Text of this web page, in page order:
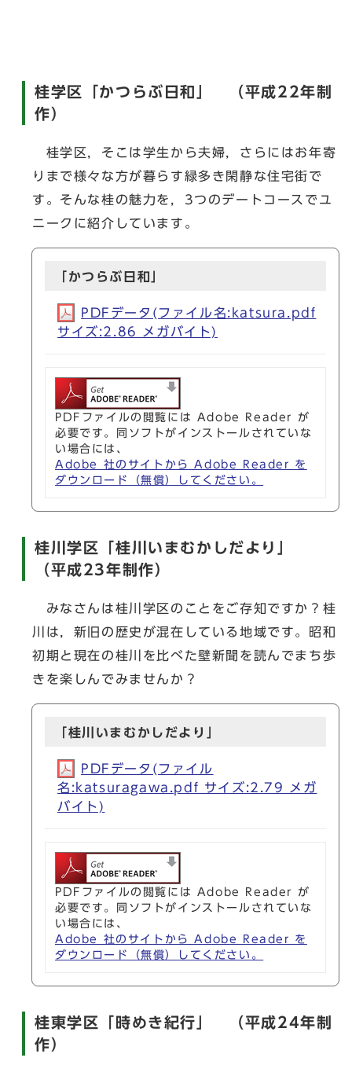
桂学区「かつらぶ日和」 （平成22年制
作）
桂学区，そこは学生から夫婦，さらにはお年寄
りまで様々な方が暮らす緑多き閑静な住宅街で
す。そんな桂の魅力を，3つのデートコースでユ
ニークに紹介しています。
「かつらぶ日和」
PDFデータ(ファイル名:katsura.pdf
サイズ:2.86 メガバイト)
PDFファイルの閲覧には Adobe Reader が
必要です。同ソフトがインストールされていな
い場合には、
Adobe 社のサイトから Adobe Reader を
ダウンロード（無償）してください。
桂川学区「桂川いまむかしだより」
（平成23年制作）
みなさんは桂川学区のことをご存知ですか？桂
川は，新旧の歴史が混在している地域です。昭和
初期と現在の桂川を比べた壁新聞を読んでまち歩
きを楽しんでみませんか？
「桂川いまむかしだより」
PDFデータ(ファイル
名:katsuragawa.pdf サイズ:2.79 メガ
バイト)
PDFファイルの閲覧には Adobe Reader が
必要です。同ソフトがインストールされていな
い場合には、
Adobe 社のサイトから Adobe Reader を
ダウンロード（無償）してください。
桂東学区「時めき紀行」 （平成24年制
作）